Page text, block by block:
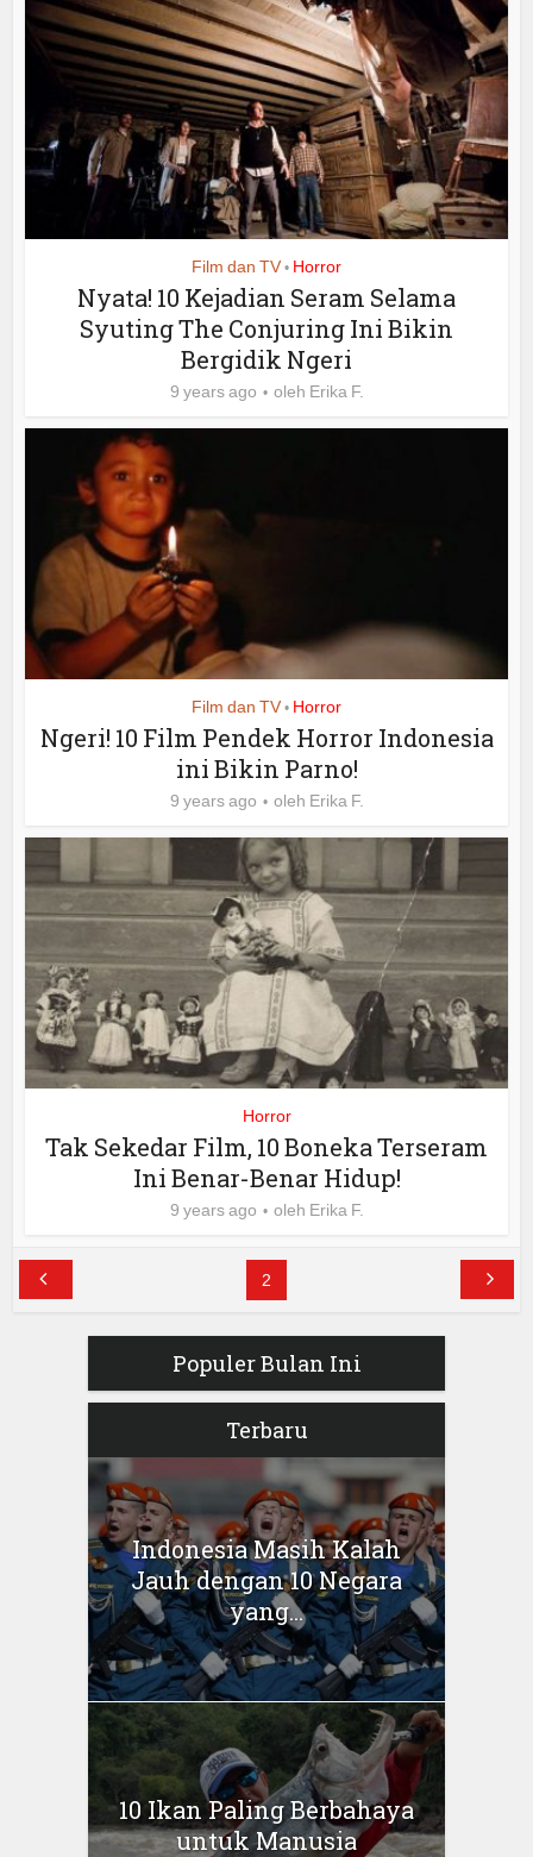
Film dan TV • Horror
Nyata! 10 Kejadian Seram Selama
Syuting The Conjuring Ini Bikin
Bergidik Ngeri
9 years ago oleh Erika F.
Film dan TV • Horror
Ngeri! 10 Film Pendek Horror Indonesia
ini Bikin Parno!
9 years ago oleh Erika F.
Horror
Tak Sekedar Film, 10 Boneka Terseram
Ini Benar-Benar Hidup!
9 years ago oleh Erika F.
2
Populer Bulan Ini
Terbaru
Indonesia Masih Kalah
Jauh dengan 10 Negara
yang...
10 Ikan Paling Berbahaya
untuk Manusia